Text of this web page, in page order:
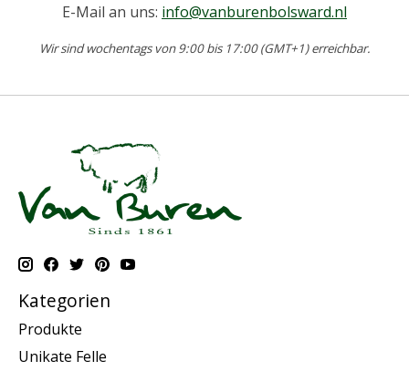
E-Mail an uns: info@vanburenbolsward.nl
Wir sind wochentags von 9:00 bis 17:00 (GMT+1) erreichbar.
Kategorien
Produkte
Unikate Felle